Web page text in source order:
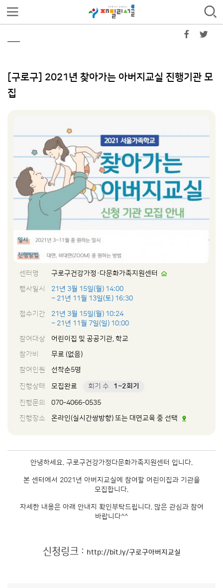
[구로구] 2021년 찾아가는 아버지교실 진행기관 모
집
센터명
구로구건강가정·다문화가족지원센터
행사일시
21년 3월 15일(월) 14:00
~ 21년 11월 13일(토) 16:30
접수기간
21년 3월 15일(월) 10:24
~ 21년 11월 7일(일) 10:00
참여대상
어린이집 및 공공기관, 학교
참가비
무료 (없음)
참여인원
선착순5명
진행상태 모집완료 회기 수 1~2회기
진행문의
070-4066-0535
진행장소
온라인(실시간쌍방향) 또는 대면교육 중 선택
안녕하세요. 구로구건강가정다문화가족지원센터 입니다.
본 센터에서 2021년 아버지교실에 참여할 어린이집과 기관을
모집합니다.
자세한 내용은 아래 안내지 확인부탁드립니다. 많은 관심과 참여
바랍니다^^
신청링크 : http://bit.ly/구로구아버지교실